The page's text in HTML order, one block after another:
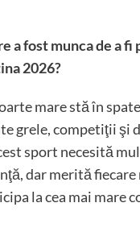
a fost munca de a fi
2026?
mare stă în
grele, competiţii şi
sport necesită
dar merită
la cea mai mare